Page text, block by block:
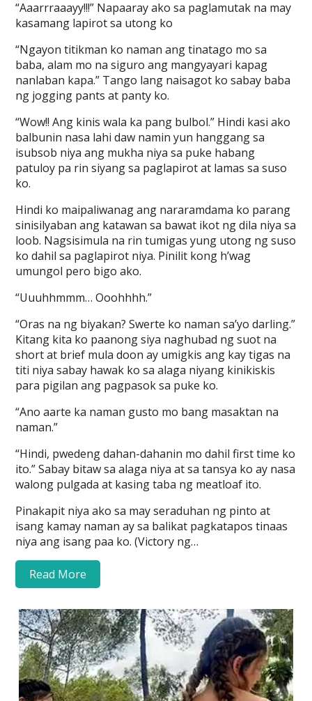
“Aaarrraaayy!!!” Napaaray ako sa paglamutak na may
kasamang lapirot sa utong ko
“Ngayon titikman ko naman ang tinatago mo sa
baba, alam mo na siguro ang mangyayari kapag
nanlaban kapa.” Tango lang naisagot ko sabay baba
ng jogging pants at panty ko.
“Wow!! Ang kinis wala ka pang bulbol.” Hindi kasi ako
balbunin nasa lahi daw namin yun hanggang sa
isubsob niya ang mukha niya sa puke habang
patuloy pa rin siyang sa paglapirot at lamas sa suso
ko.
Hindi ko maipaliwanag ang nararamdama ko parang
sinisilyaban ang katawan sa bawat ikot ng dila niya sa
loob. Nagsisimula na rin tumigas yung utong ng suso
ko dahil sa paglapirot niya. Pinilit kong h’wag
umungol pero bigo ako.
“Uuuhhmmm… Ooohhhh.”
“Oras na ng biyakan? Swerte ko naman sa’yo darling.”
Kitang kita ko paanong siya naghubad ng suot na
short at brief mula doon ay umigkis ang kay tigas na
titi niya sabay hawak ko sa alaga niyang kinikiskis
para pigilan ang pagpasok sa puke ko.
“Ano aarte ka naman gusto mo bang masaktan na
naman.”
“Hindi, pwedeng dahan-dahanin mo dahil first time ko
ito.” Sabay bitaw sa alaga niya at sa tansya ko ay nasa
walong pulgada at kasing taba ng meatloaf ito.
Pinakapit niya ako sa may seraduhan ng pinto at
isang kamay naman ay sa balikat pagkatapos tinaas
niya ang isang paa ko. (Victory ng…
Read More